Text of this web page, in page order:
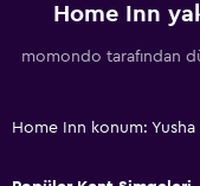
Home Inn
momondo tarafından
Home Inn konum: